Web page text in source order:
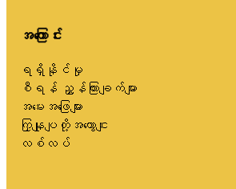
အကြောင်း
ရရှိနိုင်မှု
စီရန် ညွှန်ကြားချက်များ
အမေးအဖြေများ
ကြှနျုပျတို့အကွောငျး
လစ်လပ်